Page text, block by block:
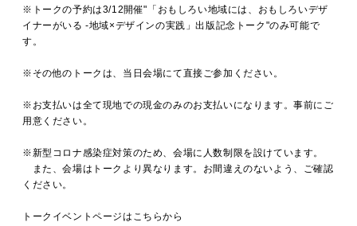
CONTACT
※トークの予約は3/12開催"「おもしろい地域には、おもしろいデザ
イナーがいる -地域×デザインの実践」出版記念トーク"のみ可能で
す。
※その他のトークは、当日会場にて直接ご参加ください。
※お支払いは全て現地での現金のみのお支払いになります。事前にご
用意ください。
※新型コロナ感染症対策のため、会場に人数制限を設けています。
また、会場はトークより異なります。お間違えのないよう、ご確認
ください。
トークイベントページはこちらから